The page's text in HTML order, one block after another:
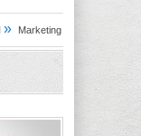
» Marketing